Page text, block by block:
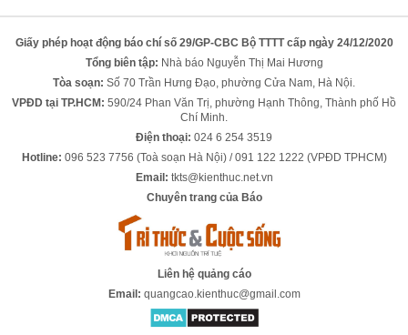
Giấy phép hoạt động báo chí số 29/GP-CBC Bộ TTTT cấp ngày 24/12/2020
Tổng biên tập: Nhà báo Nguyễn Thị Mai Hương
Tòa soạn: Số 70 Trần Hưng Đạo, phường Cửa Nam, Hà Nội.
VPĐD tại TP.HCM: 590/24 Phan Văn Trị, phường Hạnh Thông, Thành phố Hồ
Chí Minh.
Điện thoại: 024 6 254 3519
Hotline: 096 523 7756 (Toà soạn Hà Nội) / 091 122 1222 (VPĐD TPHCM)
Email: tkts@kienthuc.net.vn
Chuyên trang của Báo
Liên hệ quảng cáo
Email: quangcao.kienthuc@gmail.com